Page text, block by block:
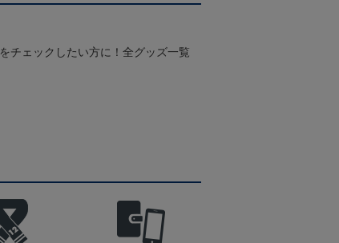
チェックしたい方に！全グッズ一覧